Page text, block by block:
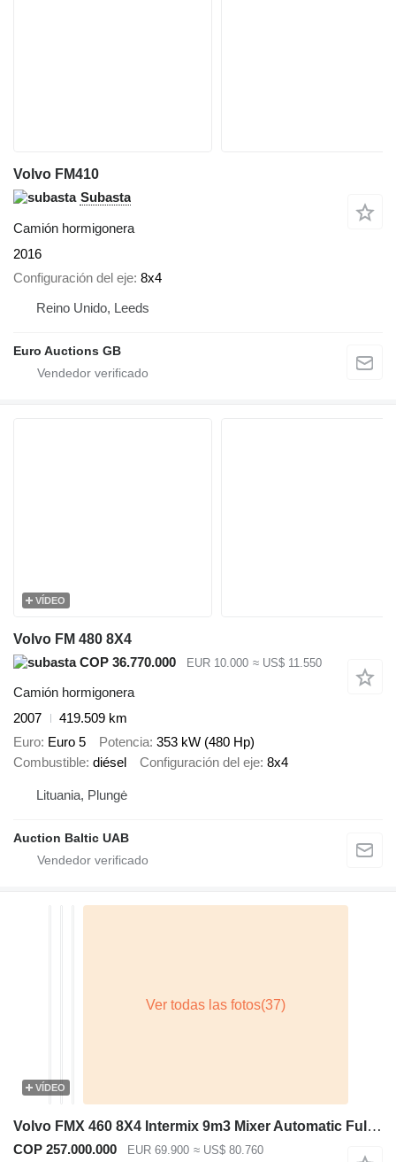
Volvo FM410
Subasta
Camión hormigonera
2016
Configuración del eje 8x4
Reino Unido, Leeds
Euro Auctions GB
VÍDEO
Volvo FM 480 8X4
COP 36.770.000
EUR 10.000 ≈ US$ 11.550
Camión hormigonera
2007
419.509 km
Euro Euro 5 Potencia 353 kW (480 Hp)
Combustible diésel Configuración del eje 8x4
Lituania, Plungė
Auction Baltic UAB
VÍDEO
Volvo FMX 460 8X4 Intermix 9m3 Mixer Automatic Full Steel Euro 6
COP 257.000.000 EUR 69.900 ≈ US$ 80.760